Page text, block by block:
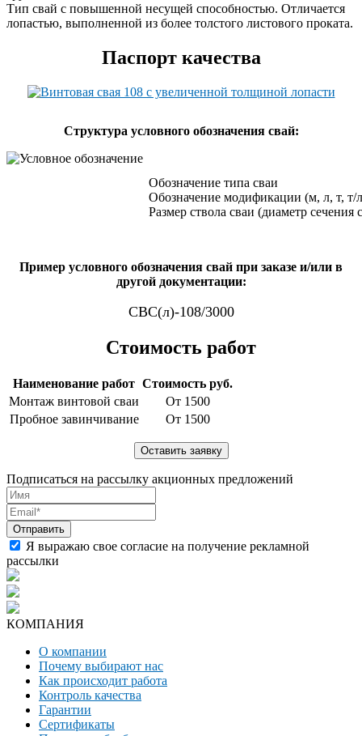
Тип свай с повышенной несущей способностью. Отличается
лопастью, выполненной из более толстого листового проката.
Паспорт качества
Cтруктура условного обозначения свай:
Обозначение типа сваи
Обозначение модификации (м, л, т, т/
Размер ствола сваи (диаметр сечения
Пример условного обозначения свай при заказе и/или в
другой документации:
СВС(л)-108/3000
Стоимость работ
Наименование работ Стоимость руб.
Монтаж винтовой сваи
От 1500
Пробное завинчивание
От 1500
Подписаться на рассылку акционных предложений
Я выражаю свое согласие на получение рекламной
рассылки
КОМПАНИЯ
О компании
Почему выбирают нас
Как происходит работа
Контроль качества
Гарантии
Сертификаты